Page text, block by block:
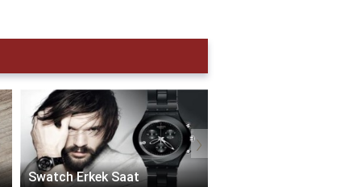
Swatch Erkek Saat
›